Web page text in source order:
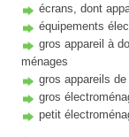
écrans, dont
équipements
gros appareil à
ménages
gros appareils
gros
petit